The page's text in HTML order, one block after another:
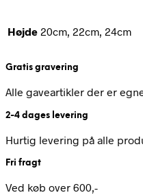
Højde 20cm, 22cm, 24cm
Gratis gravering
Alle gaveartikler der er
2-4 dages levering
Hurtig levering på alle
Fri fragt
Ved køb over 600,-